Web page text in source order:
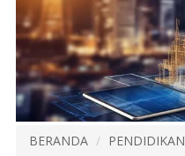
BERANDA PENDIDIKAN